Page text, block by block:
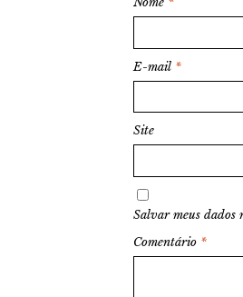
E-mail *
Site
Salvar meus dados
Comentário *